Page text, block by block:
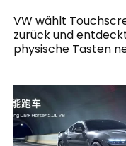
VW wählt
zurück und
physische Tasten